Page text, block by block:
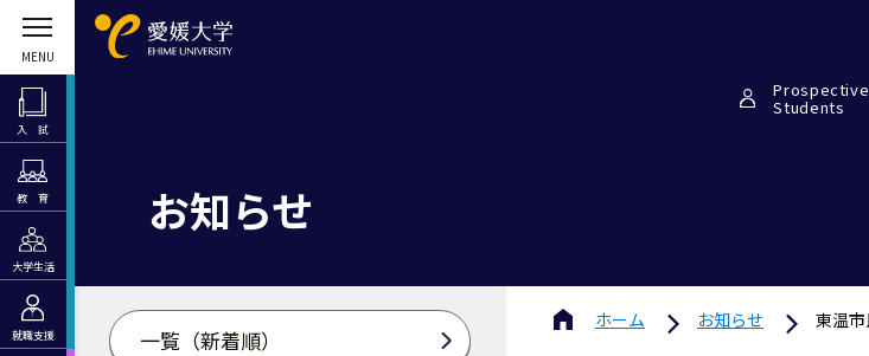
入 試
教 育
大学生活
就職支援
Prospective
Students
お知らせ
一覧（新着順）
ホーム お知らせ 東温